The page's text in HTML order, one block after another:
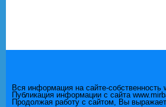
Вся информация на сайте-собственность
Публикация информации с сайта
Продолжая работу с сайтом, Вы